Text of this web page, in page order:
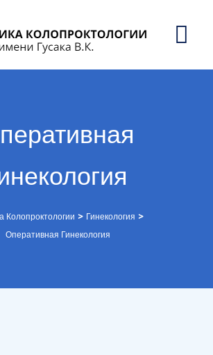
Колопроктологии > Гинекология >
Оперативная Гинекология